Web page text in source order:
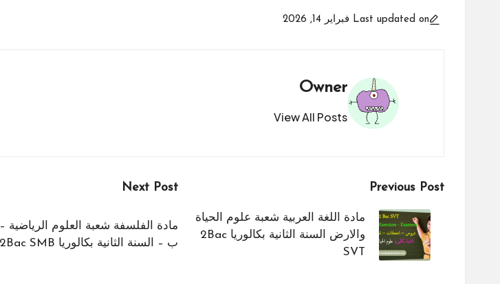
Last updated on فبراير 14, 2026
Owner
View All Posts
Post
navigation
Previous Post
مادة اللغة العربية شعبة علوم الحياة
والارض السنة الثانية بكالوريا 2Bac
SVT
Next Post
مادة الفلسفة شعبة العلوم الرياضية –
ب – السنة الثانية بكالوريا 2Bac SMB